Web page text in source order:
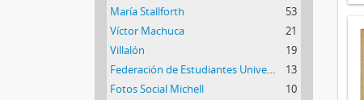
María Stallforth
53
Víctor Machuca
21
Villalón
19
Federación de Estudiantes Universidad de Concepción
13
Fotos Social Michell
10